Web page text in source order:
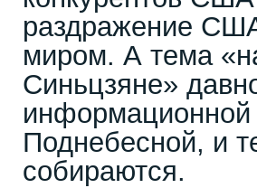
раздражение
миром. А тема
Синьцзяне»
информационной
Поднебесной, и
собираются.